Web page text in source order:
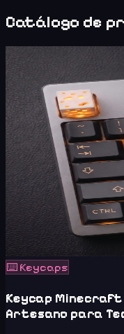
Catálogo de
⌨️ Keycaps
Keycap Minecraft
Artesano para